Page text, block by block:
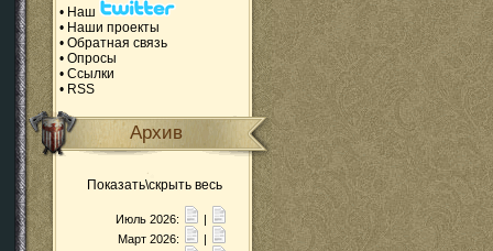
• Наш
• Наши проекты
• Обратная связь
• Опросы
• Ссылки
• RSS
Архив
Показать\скрыть весь
Июль 2026:
|
Март 2026:
|